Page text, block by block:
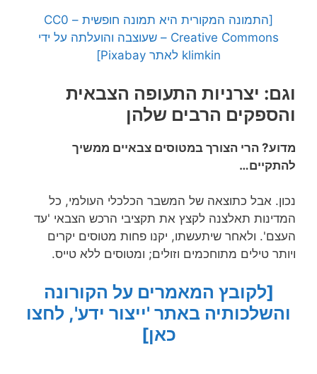
[התמונה המקורית היא תמונה חופשית – CC0
Creative Commons – שעוצבה והועלתה על ידי
klimkin לאתר Pixabay]
וגם: יצרניות התעופה הצבאית
והספקים הרבים שלהן
מדוע? הרי הצורך במטוסים צבאיים ממשיך
להתקיים…
נכון. אבל כתוצאה של המשבר הכלכלי העולמי, כל
המדינות תאלצנה לקצץ את תקציבי הרכש הצבאי 'עד
העצם'. ולאחר שיתעשתו, יקנו פחות מטוסים יקרים
ויותר טילים מתוחכמים וזולים; ומטוסים ללא טייס.
[לקובץ המאמרים על הקורונה
והשלכותיה באתר 'ייצור ידע', לחצו
כאן]